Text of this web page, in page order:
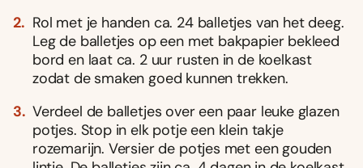
Rol met je handen ca. 24 balletjes van het deeg.
Leg de balletjes op een met bakpapier bekleed
bord en laat ca. 2 uur rusten in de koelkast
zodat de smaken goed kunnen trekken.
Verdeel de balletjes over een paar leuke glazen
potjes. Stop in elk potje een klein takje
rozemarijn. Versier de potjes met een gouden